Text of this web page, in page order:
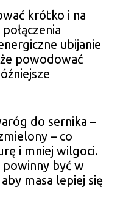
krótko i na
ubijanie
powodować
do sernika –
– co
i mniej wilgoci.
powinny być w
masa lepiej się